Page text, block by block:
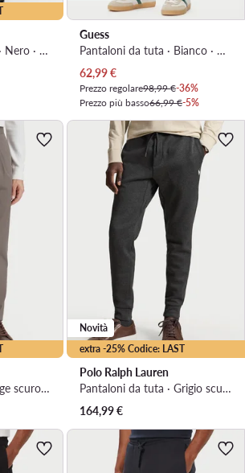
Pantaloni di tessuto · Nero · Slim Fit
Guess
Pantaloni da tuta · Bianco · Regular Fit
Prezzo attuale
62,99€
Prezzo regolare98,99 €-36%
Prezzo più basso66,99 €-5%
Pantaloni chino · Beige scuro · Regular Fit
extra -25% Codice: LAST
Novità
Polo Ralph Lauren
Pantaloni da tuta · Grigio scuro · Regular Fit
164,99€